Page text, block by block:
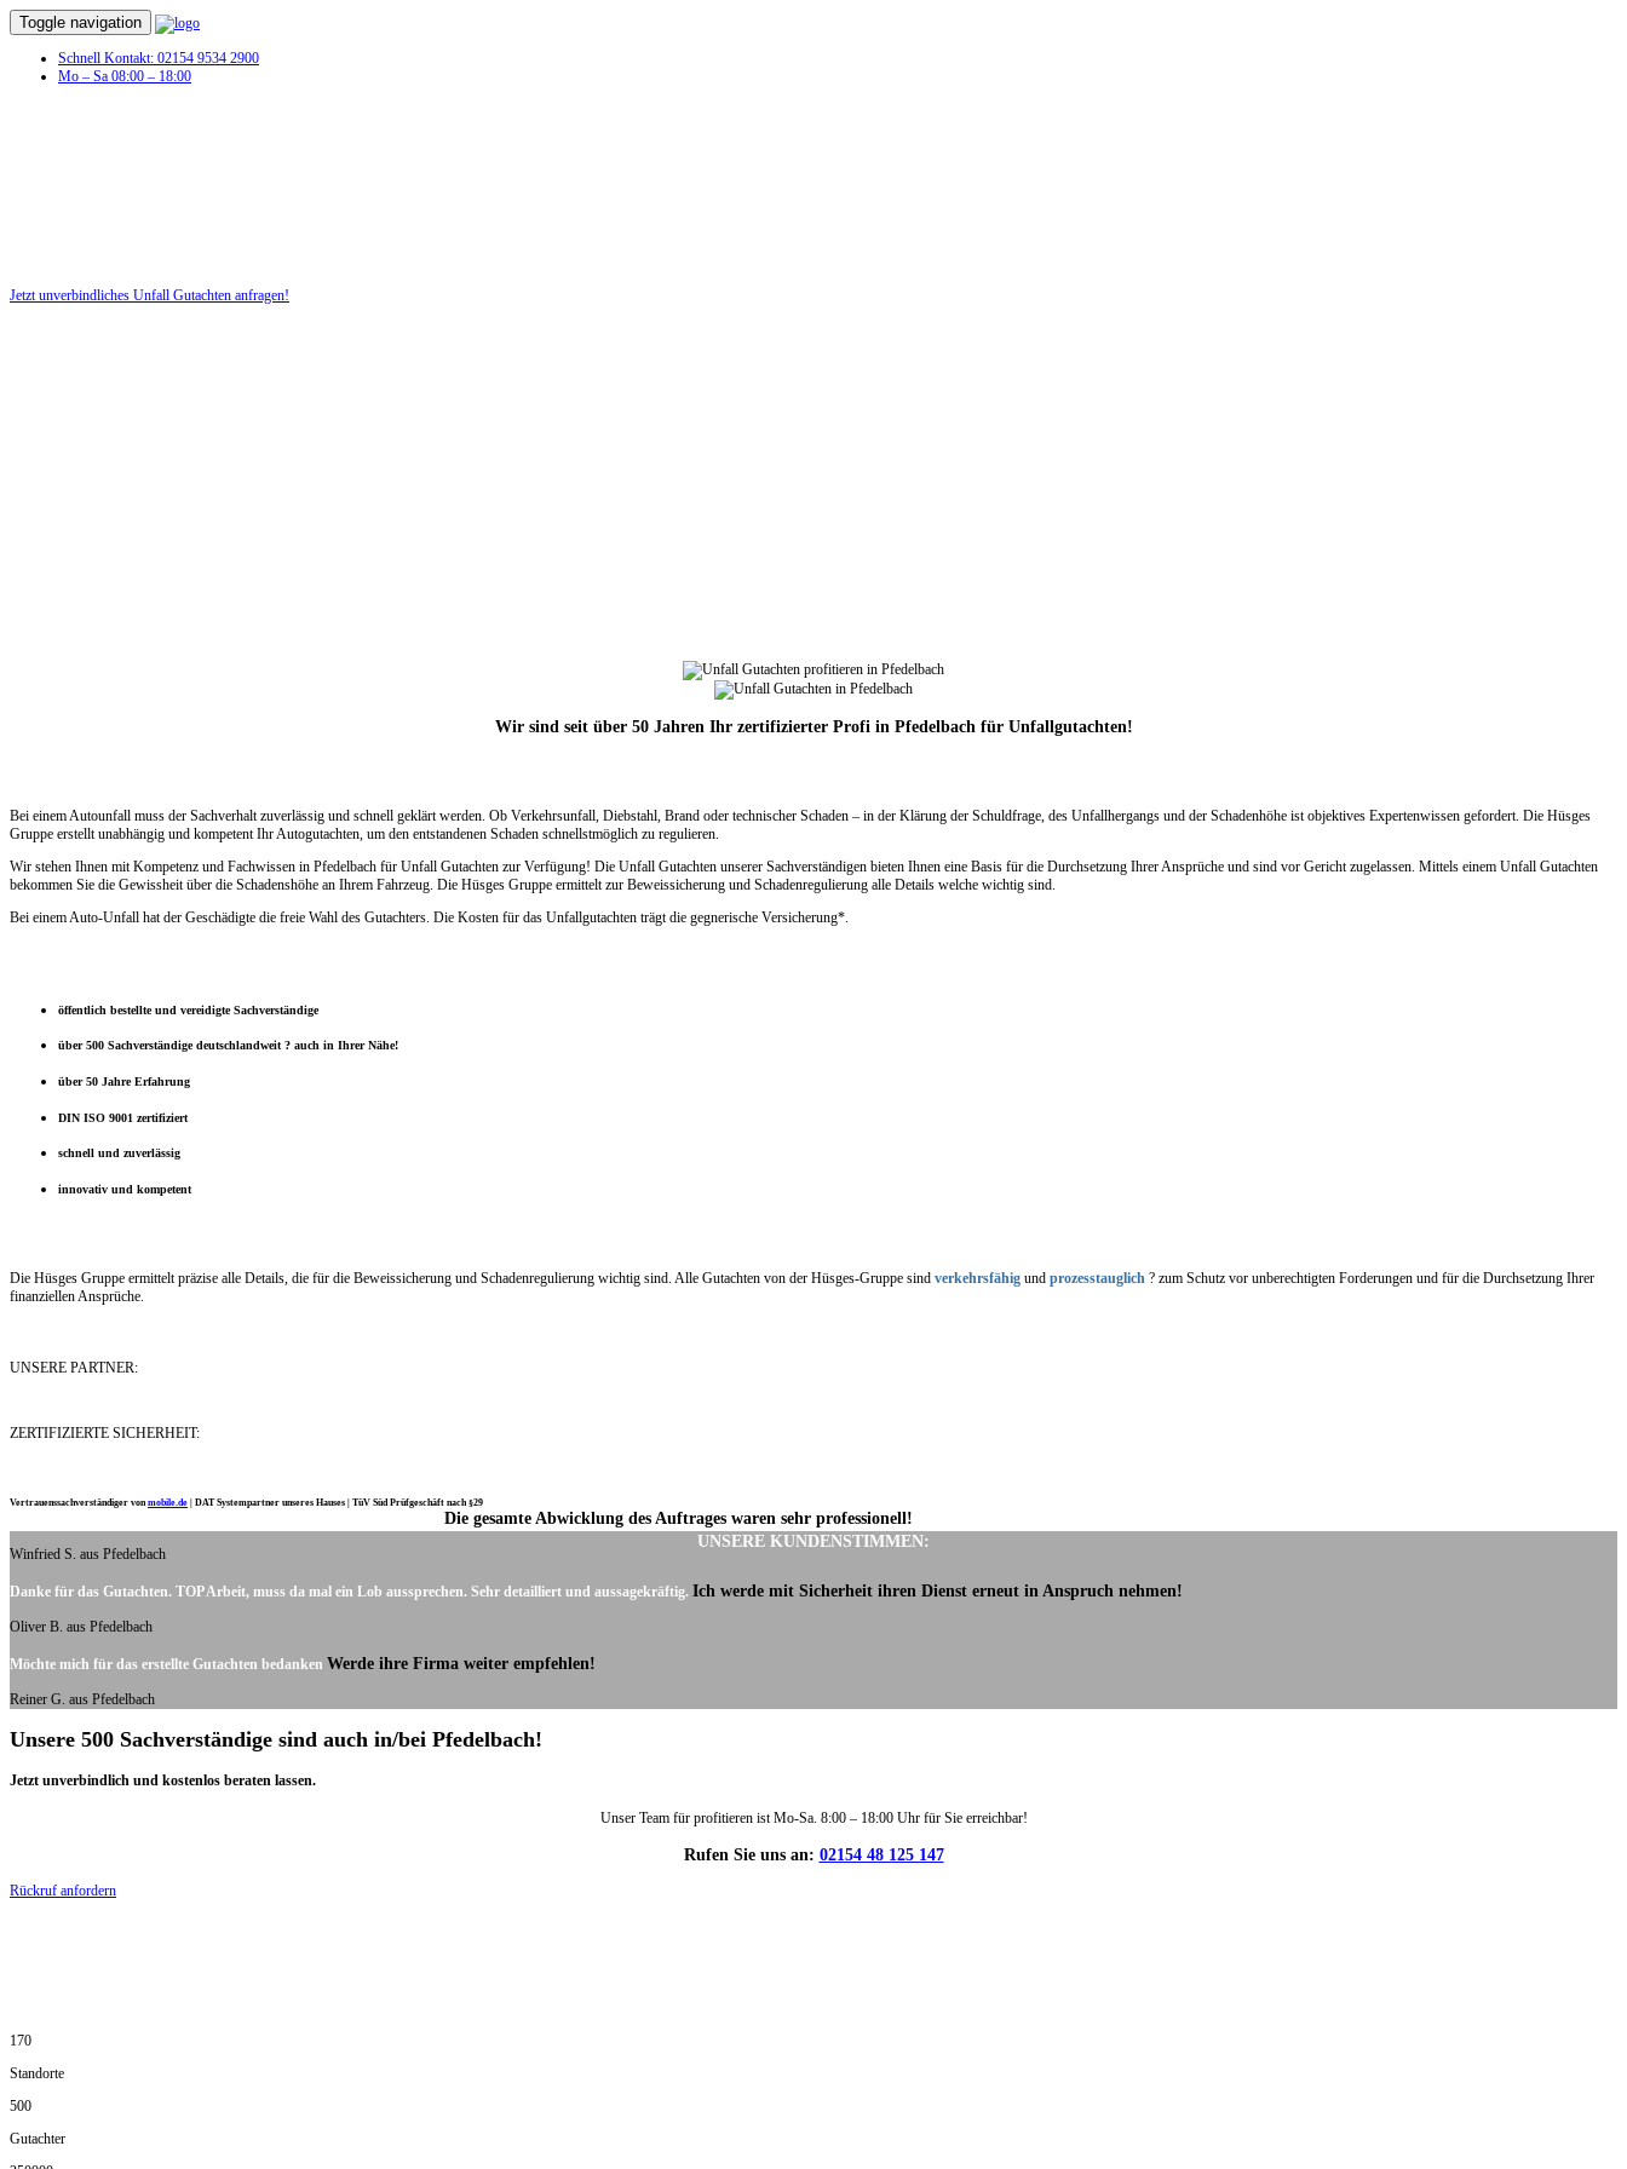
Toggle navigation
Schnell Kontakt: 02154 9534 2900
Mo – Sa 08:00 – 18:00
Jetzt unverbindliches Unfall Gutachten anfragen!
Wir sind seit über 50 Jahren Ihr zertifizierter Profi in Pfedelbach für Unfallgutachten!
Bei einem Autounfall muss der Sachverhalt zuverlässig und schnell geklärt werden. Ob Verkehrsunfall, Diebstahl, Brand oder technischer Schaden – in der Klärung der Schuldfrage, des Unfallhergangs und der Schadenhöhe ist objektives Expertenwissen gefordert. Die Hüsges
Gruppe erstellt unabhängig und kompetent Ihr Autogutachten, um den entstandenen Schaden schnellstmöglich zu regulieren.
Wir stehen Ihnen mit Kompetenz und Fachwissen in Pfedelbach für Unfall Gutachten zur Verfügung! Die Unfall Gutachten unserer Sachverständigen bieten Ihnen eine Basis für die Durchsetzung Ihrer Ansprüche und sind vor Gericht zugelassen. Mittels einem Unfall Gutachten
bekommen Sie die Gewissheit über die Schadenshöhe an Ihrem Fahrzeug. Die Hüsges Gruppe ermittelt zur Beweissicherung und Schadenregulierung alle Details welche wichtig sind.
Bei einem Auto-Unfall hat der Geschädigte die freie Wahl des Gutachters. Die Kosten für das Unfallgutachten trägt die gegnerische Versicherung*.
öffentlich bestellte und vereidigte Sachverständige
über 500 Sachverständige deutschlandweit ? auch in Ihrer Nähe!
über 50 Jahre Erfahrung
DIN ISO 9001 zertifiziert
schnell und zuverlässig
innovativ und kompetent
Die Hüsges Gruppe ermittelt präzise alle Details, die für die Beweissicherung und Schadenregulierung wichtig sind. Alle Gutachten von der Hüsges-Gruppe sind verkehrsfähig und prozesstauglich ? zum Schutz vor unberechtigten Forderungen und für die Durchsetzung Ihrer
finanziellen Ansprüche.
UNSERE PARTNER:
ZERTIFIZIERTE SICHERHEIT:
Vertrauenssachverständiger vonmobile.de DAT Systempartner unseres Hauses | TüV Süd Prüfgeschäft nach §29
UNSERE KUNDENSTIMMEN:
Die gesamte Abwicklung des Auftrages waren sehr professionell!
Winfried S. aus Pfedelbach
Danke für das Gutachten. TOP Arbeit, muss da mal ein Lob aussprechen. Sehr detailliert und aussagekräftig. Ich werde mit Sicherheit ihren Dienst erneut in Anspruch nehmen!
Oliver B. aus Pfedelbach
Möchte mich für das erstellte Gutachten bedanken Werde ihre Firma weiter empfehlen!
Reiner G. aus Pfedelbach
Unsere 500 Sachverständige sind auch in/bei Pfedelbach!
Jetzt unverbindlich und kostenlos beraten lassen.
Unser Team für profitieren ist Mo-Sa. 8:00 – 18:00 Uhr für Sie erreichbar!
Rufen Sie uns an: 02154 48 125 147
Rückruf anfordern
170
Standorte
500
Gutachter